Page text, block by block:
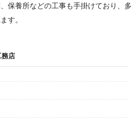
保養所などの工事も手掛けており、多
す。
務店